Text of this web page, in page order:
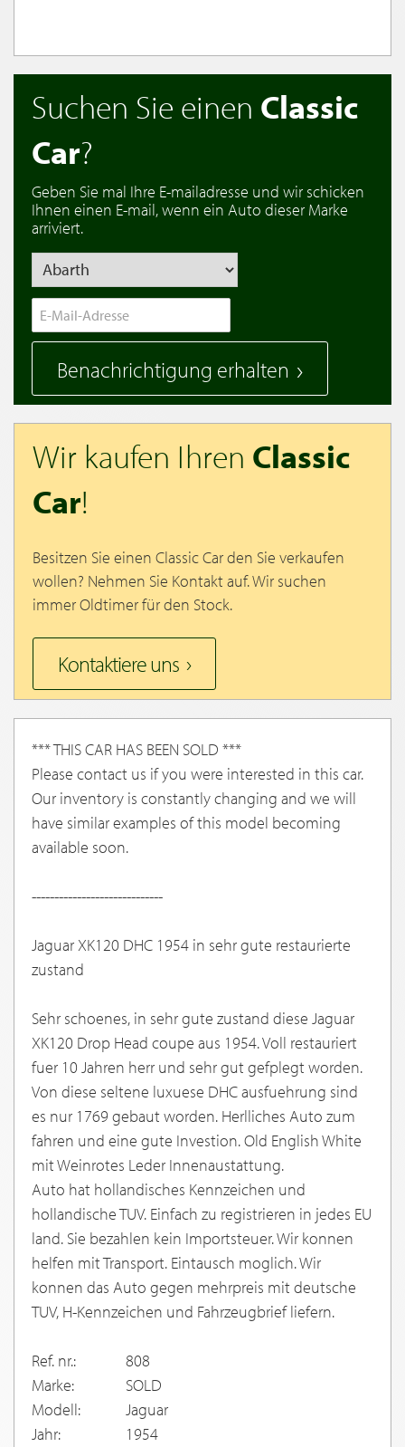
Suchen Sie einen Classic
Car?
Geben Sie mal Ihre E-mailadresse und wir schicken
Ihnen einen E-mail, wenn ein Auto dieser Marke
arriviert.
Benachrichtigung erhalten
Wir kaufen Ihren Classic
Car!
Besitzen Sie einen Classic Car den Sie verkaufen
wollen? Nehmen Sie Kontakt auf. Wir suchen
immer Oldtimer für den Stock.
Kontaktiere uns
*** THIS CAR HAS BEEN SOLD ***
Please contact us if you were interested in this car.
Our inventory is constantly changing and we will
have similar examples of this model becoming
available soon.
-----------------------------
Jaguar XK120 DHC 1954 in sehr gute restaurierte
zustand
Sehr schoenes, in sehr gute zustand diese Jaguar
XK120 Drop Head coupe aus 1954. Voll restauriert
fuer 10 Jahren herr und sehr gut gefplegt worden.
Von diese seltene luxuese DHC ausfuehrung sind
es nur 1769 gebaut worden. Herlliches Auto zum
fahren und eine gute Investion. Old English White
mit Weinrotes Leder Innenaustattung.
Auto hat hollandisches Kennzeichen und
hollandische TUV. Einfach zu registrieren in jedes EU
land. Sie bezahlen kein Importsteuer. Wir konnen
helfen mit Transport. Eintausch moglich. Wir
konnen das Auto gegen mehrpreis mit deutsche
TUV, H-Kennzeichen und Fahrzeugbrief liefern.
Ref. nr.:
808
Marke:
SOLD
Modell:
Jaguar
Jahr:
1954